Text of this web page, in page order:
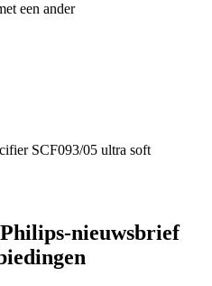
een ander
SCF093/05 ultra soft
nieuwsbrief